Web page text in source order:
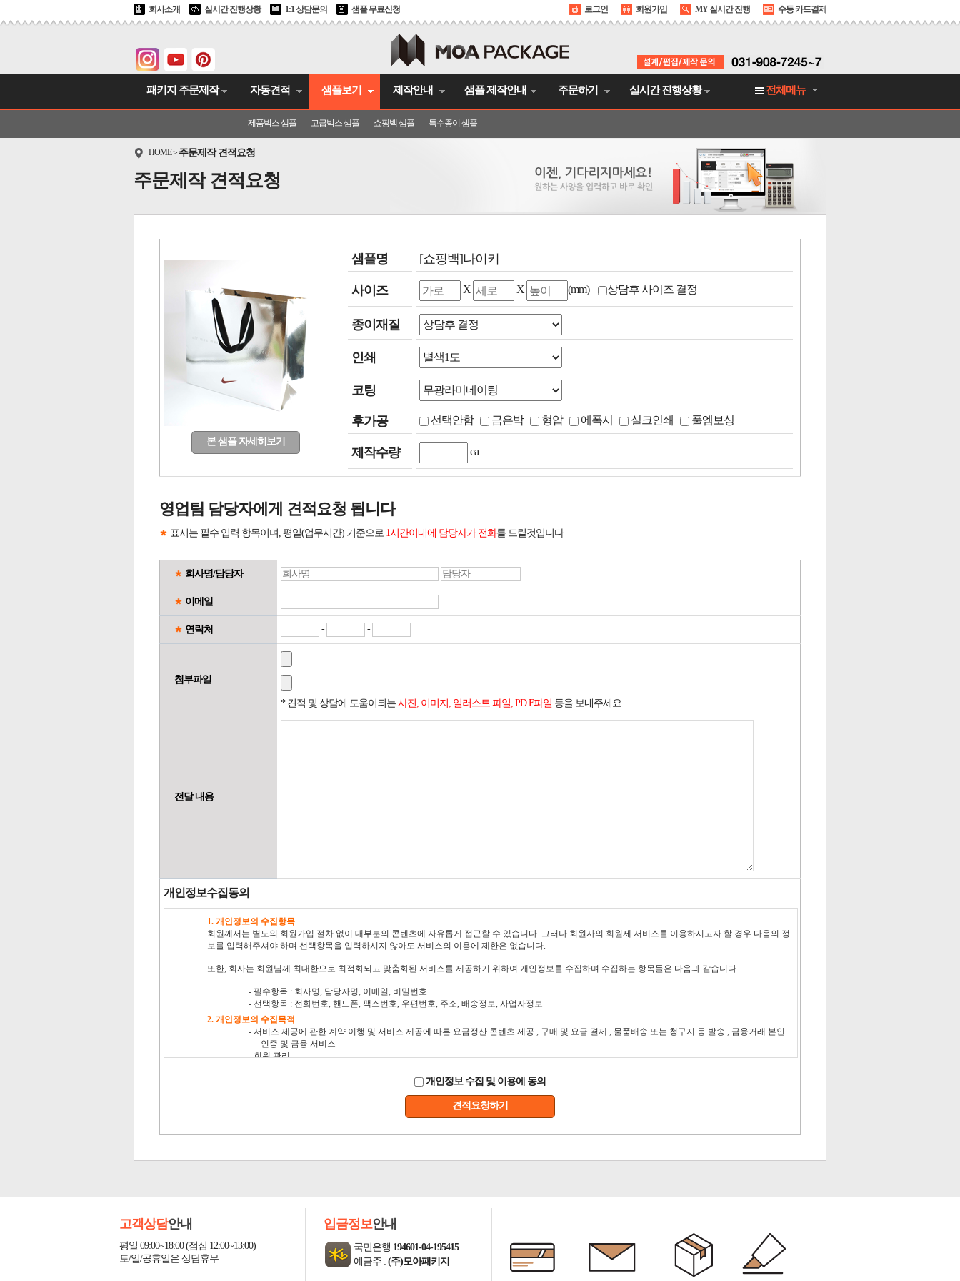
회사소개 실시간 진행상황 1:1 상담문의 샘플 무료신청 로그인 회원가입 MY 실시간 진행 수동 카드결제
전체메뉴
패키지 주문제작 자동견적 샘플보기
제품박스 샘플 고급박스 샘플 쇼핑백 샘플 특수종이 샘플
제작안내 샘플 제작안내 주문하기 실시간 진행상황
HOME> 주문제작 견적요청
주문제작 견적요청
본 샘플 자세히보기
샘플명 [쇼핑백]나이키
사이즈 X X (mm) 상담후 사이즈 결정
종이재질
인쇄
코팅
후가공 선택안함 금은박 형압 에폭시 실크인쇄 풀엠보싱
제작수량 ea
영업팀 담당자에게 견적요청 됩니다
표시는 필수 입력 항목이며, 평일(업무시간) 기준으로 1시간이내에 담당자가 전화를 드릴것입니다
회사명/담당자
이메일
연락처 - -
첨부파일
* 견적 및 상담에 도움이되는 사진, 이미지, 일러스트 파일, PD F파일 등을 보내주세요
전달 내용
개인정보수집동의
개인정보 수집 및 이용에 동의
견적요청하기
고객상담안내
평일 09:00~18:00 (점심 12:00~13:00)
토/일/공휴일은 상담휴무
입금정보안내
국민은행 194601-04-195415
예금주 : (주)모아패키지